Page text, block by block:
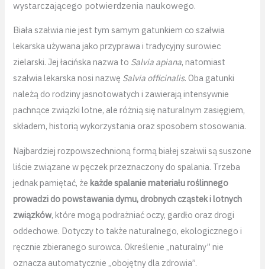
wystarczającego potwierdzenia naukowego.
Biała szałwia nie jest tym samym gatunkiem co szałwia
lekarska używana jako przyprawa i tradycyjny surowiec
zielarski. Jej łacińska nazwa to Salvia apiana, natomiast
szałwia lekarska nosi nazwę Salvia officinalis. Oba gatunki
należą do rodziny jasnotowatych i zawierają intensywnie
pachnące związki lotne, ale różnią się naturalnym zasięgiem,
składem, historią wykorzystania oraz sposobem stosowania.
Najbardziej rozpowszechnioną formą białej szałwii są suszone
liście związane w pęczek przeznaczony do spalania. Trzeba
jednak pamiętać, żekażde spalanie materiału roślinnego
prowadzi do powstawania dymu, drobnych cząstek i lotnych
związków, które mogą podrażniać oczy, gardło oraz drogi
oddechowe. Dotyczy to także naturalnego, ekologicznego i
ręcznie zbieranego surowca. Określenie „naturalny” nie
oznacza automatycznie „obojętny dla zdrowia”.